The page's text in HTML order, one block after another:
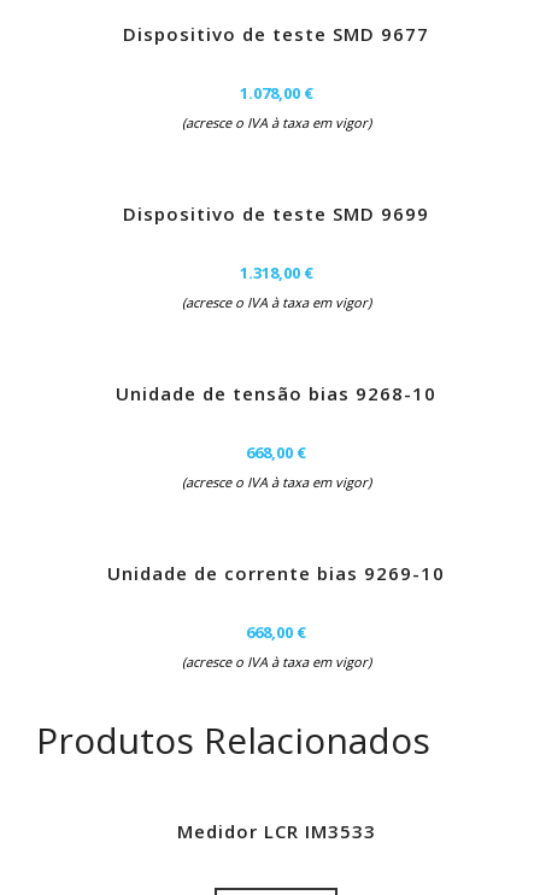
Dispositivo de teste SMD 9677
1.078,00 €
(acresce o IVA à taxa em vigor)
Dispositivo de teste SMD 9699
1.318,00 €
(acresce o IVA à taxa em vigor)
Unidade de tensão bias 9268-10
668,00 €
(acresce o IVA à taxa em vigor)
Unidade de corrente bias 9269-10
668,00 €
(acresce o IVA à taxa em vigor)
Produtos Relacionados
Medidor LCR IM3533